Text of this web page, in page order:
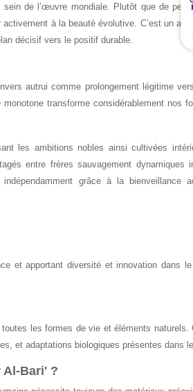
de l’œuvre mondiale. Plutôt que de
à la beauté évolutive. C’est un
décisif vers le positif durable.
autrui comme prolongement légitime
transforme considérablement nos
les ambitions nobles ainsi cultivées
entre frères sauvagement dynamiques
grâce à la bienveillance
et apportant diversité et innovation dans
les formes de vie et éléments naturels.
et adaptations biologiques présentes dans
Al-Bari' ?